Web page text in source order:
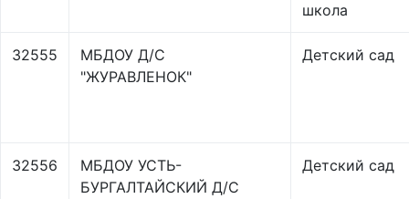
школа
32555
МБДОУ Д/С
"ЖУРАВЛЕНОК"
Детский сад
32556
МБДОУ УСТЬ-
БУРГАЛТАЙСКИЙ Д/С
Детский сад